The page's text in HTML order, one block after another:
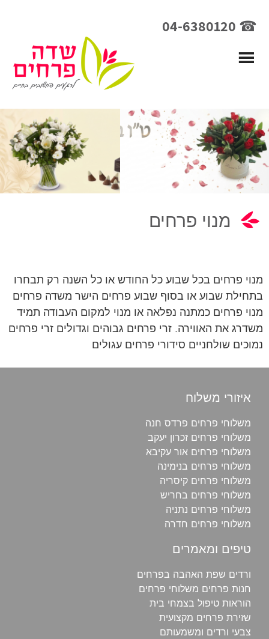
☎ 04-6380120
מנוי פרחים
מנוי פרחים בכל שבוע כל החודש או כל השנה רק תבחרו
בתחילת שבוע או בסוף שבוע פרחים הישר משדה פרחים
מנוי פרחים כמתנה נפלאה או מנוי למקום העבודה תמיד
משדרג את האווירה. זרי פרחים גבוהים וגדולים זרי פרחים
נמוכים שולחניים סידורי פרחים עגולים
איזורי משלוח
משלוחי פרחים פרדס חנה
משלוחי פרחים זכרון יעקב
משלוחי פרחים אור עקיבא
משלוחי פרחים בנימינה
משלוחי פרחים קיסריה
משלוחי פרחים בחריש
משלוחי פרחים נתניה
משלוחי פרחים חדרה
טיפים ומאמרים
ורדים שפת האהבה בפרחים
חנות פרחים משלוחי פרחים
הוראות טיפול בצמחי בית
שזירת פרחים מקצועית
צבעי ורדים ומשמעותם